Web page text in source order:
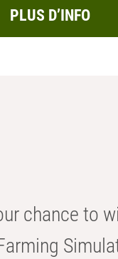
PLUS D’INFO
chance to